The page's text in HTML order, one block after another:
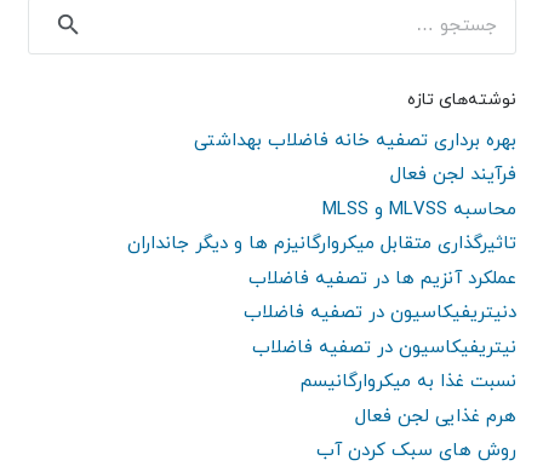
برای:
نوشته‌های تازه
بهره برداری تصفیه خانه فاضلاب بهداشتی
فرآیند لجن فعال
محاسبه MLVSS و MLSS
تاثیرگذاری متقابل میکروارگانیزم ها و دیگر جانداران
عملکرد آنزیم ها در تصفیه فاضلاب
دنیتریفیکاسیون در تصفیه فاضلاب
نیتریفیکاسیون در تصفیه فاضلاب
نسبت غذا به میکروارگانیسم
هرم غذایی لجن فعال
روش های سبک کردن آب